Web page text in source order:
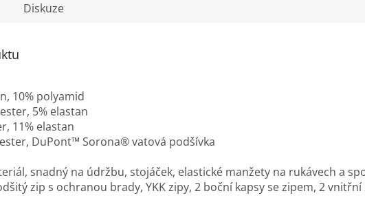
Diskuze
10% polyamid
5% elastan
11% elastan
DuPont™ Sorona® vatová podšívka
snadný na údržbu, stojáček, elastické manžety na rukávech a
zip s ochranou brady, YKK zipy, 2 boční kapsy se zipem, 2 vnitřní